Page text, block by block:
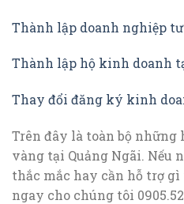
Thành lập doanh nghiệp
Thành lập hộ kinh doanh
Thay đổi đăng ký kinh
Trên đây là toàn bộ những
vàng tại Quảng Ngãi. Nếu
thắc mắc hay cần hỗ trợ
ngay cho chúng tôi